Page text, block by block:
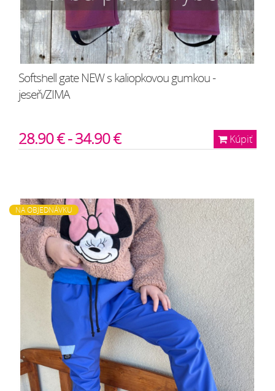
Softshell gate NEW s kaliopkovou gumkou -
jeseň/ZIMA
Kúpiť
28.90 € - 34.90 €
NA OBJEDNÁVKU